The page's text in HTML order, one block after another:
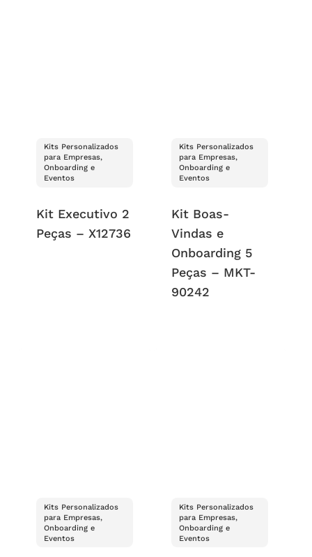
Kits Personalizados
para Empresas,
Onboarding e
Eventos
Kit Executivo 2
Peças – X12736
Kits Personalizados
para Empresas,
Onboarding e
Eventos
Kit Boas-
Vindas e
Onboarding 5
Peças – MKT-
90242
Kits Personalizados
para Empresas,
Onboarding e
Eventos
Kits Personalizados
para Empresas,
Onboarding e
Eventos